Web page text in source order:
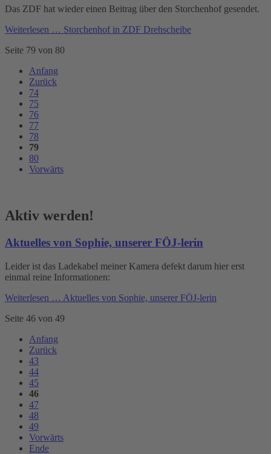
Das ZDF hat wieder einen Beitrag über den Storchenhof gesendet.
Weiterlesen … Storchenhof in ZDF Drehscheibe
Seite 79 von 80
Anfang
Zurück
74
75
76
77
78
79
80
Vorwärts
Aktiv werden!
Aktuelles von Sophie, unserer FÖJ-lerin
Leider ist das Ladekabel meiner Kamera defekt darum hier erst
einmal reine Informationen:
Weiterlesen … Aktuelles von Sophie, unserer FÖJ-lerin
Seite 46 von 49
Anfang
Zurück
43
44
45
46
47
48
49
Vorwärts
Ende